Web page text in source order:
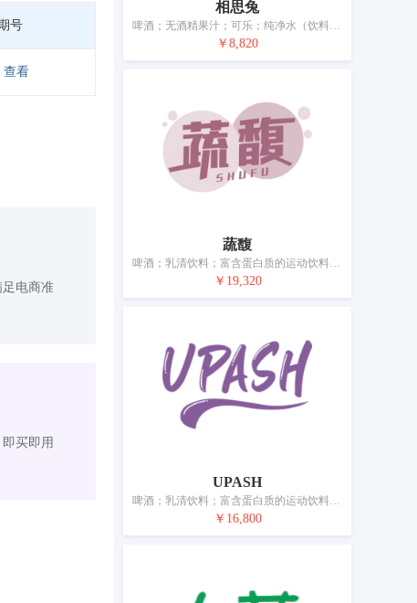
号
查看
电商准
买即用
相思兔
啤酒；无酒精果汁；可乐；纯净水（饮料）；果汁；植物饮料；汽水（苏打水）；制作无酒精饮料用配料
￥8,820
蔬馥
啤酒；乳清饮料；富含蛋白质的运动饮料；无酒精的开胃酒；果汁；植物饮料；矿泉水（饮料）；茶味非酒精饮料；蔬菜汁（饮料）；饮用水
￥19,320
UPASH
啤酒；乳清饮料；富含蛋白质的运动饮料；无酒精的开胃酒；无酒精饮料；果汁；植物饮料；水（饮料）；矿泉水（饮料）；茶味非酒精饮料
￥16,800